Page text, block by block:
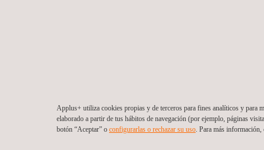
Applus+ utiliza cookies propias y de terceros para fines analíticos y para
elaborado a partir de tus hábitos de navegación (por ejemplo, páginas
botón “Aceptar” o configurarlas o rechazar su uso. Para más